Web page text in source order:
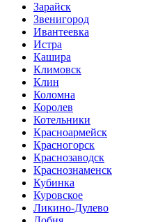
Зарайск
Звенигород
Ивантеевка
Истра
Кашира
Климовск
Клин
Коломна
Королев
Котельники
Красноармейск
Красногорск
Краснозаводск
Краснознаменск
Кубинка
Куровское
Ликино-Дулево